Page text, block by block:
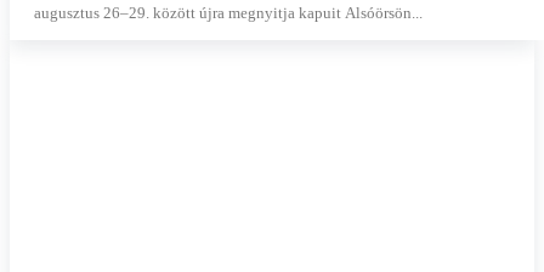
augusztus 26–29. között újra megnyitja kapuit Alsóörsön...